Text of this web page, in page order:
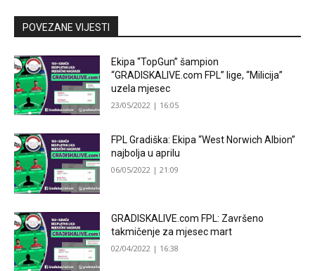
POVEZANE VIJESTI
Ekipa “TopGun” šampion
“GRADISKALIVE.com FPL” lige, “Milicija”
uzela mjesec
23/05/2022 | 16:05
FPL Gradiška: Ekipa “West Norwich Albion”
najbolja u aprilu
06/05/2022 | 21:09
GRADISKALIVE.com FPL: Završeno
takmičenje za mjesec mart
02/04/2022 | 16:38